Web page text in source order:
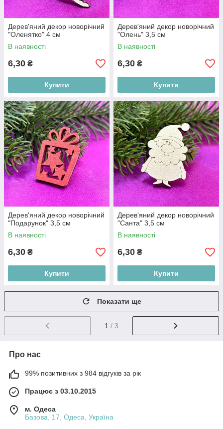
Дерев'яний декор новорічний
"Оленятко" 4 см
В наявності
6,30 ₴
Купити
Дерев'яний декор новорічний
"Олень" 3,5 см
В наявності
6,30 ₴
Купити
Дерев'яний декор новорічний
"Подарунок" 3,5 см
В наявності
6,30 ₴
Купити
Дерев'яний декор новорічний
"Санта" 3,5 см
В наявності
6,30 ₴
Купити
Показати ще
1 / 3
Про нас
99% позитивних з 984 відгуків за рік
Працює з 03.10.2015
м. Одеса
Базова, 17, Одеса, Україна